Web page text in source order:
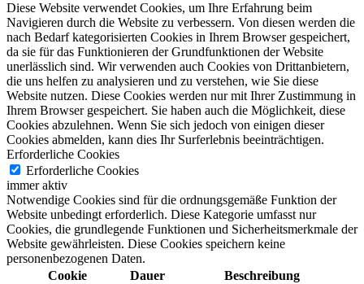
Diese Website verwendet Cookies, um Ihre Erfahrung beim
Navigieren durch die Website zu verbessern. Von diesen werden die
nach Bedarf kategorisierten Cookies in Ihrem Browser gespeichert,
da sie für das Funktionieren der Grundfunktionen der Website
unerlässlich sind. Wir verwenden auch Cookies von Drittanbietern,
die uns helfen zu analysieren und zu verstehen, wie Sie diese
Website nutzen. Diese Cookies werden nur mit Ihrer Zustimmung in
Ihrem Browser gespeichert. Sie haben auch die Möglichkeit, diese
Cookies abzulehnen. Wenn Sie sich jedoch von einigen dieser
Cookies abmelden, kann dies Ihr Surferlebnis beeinträchtigen.
Erforderliche Cookies
Erforderliche Cookies
immer aktiv
Notwendige Cookies sind für die ordnungsgemäße Funktion der
Website unbedingt erforderlich. Diese Kategorie umfasst nur
Cookies, die grundlegende Funktionen und Sicherheitsmerkmale der
Website gewährleisten. Diese Cookies speichern keine
personenbezogenen Daten.
Cookie
Dauer Beschreibung